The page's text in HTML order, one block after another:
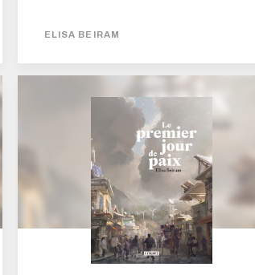
résoudre ces conflits. Très beau roman avec
optimisme présent. Christophe
ELISA BEIRAM